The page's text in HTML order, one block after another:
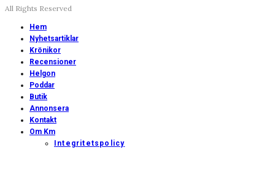
All Rights Reserved
Hem
Nyhetsartiklar
Krönikor
Recensioner
Helgon
Poddar
Butik
Annonsera
Kontakt
Om Km
Integritetspolicy